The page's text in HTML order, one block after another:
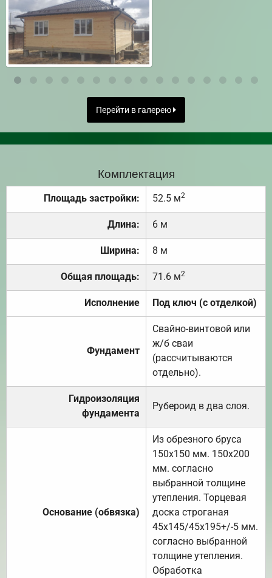
Перейти в галерею
Комплектация
Площадь застройки: 52.5 м2
Длина: 6 м
Ширина: 8 м
Общая площадь: 71.6 м2
Исполнение Под ключ (с отделкой)
Фундамент
Свайно-винтовой или
ж/б сваи
(рассчитываются
отдельно).
Гидроизоляция
фундамента
Рубероид в два слоя.
Основание (обвязка)
Из обрезного бруса
150х150 мм. 150х200
мм. согласно
выбранной толщине
утепления. Торцевая
доска строганая
45х145/45х195+/-5 мм.
согласно выбранной
толщине утепления.
Обработка